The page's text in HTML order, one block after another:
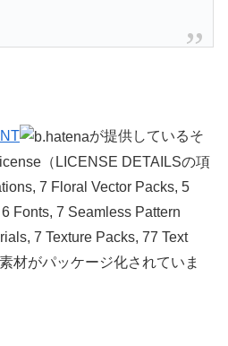
が提供しているそ
（LICENSE DETAILSの項
7 Floral Vector Packs, 5
Fonts, 7 Seamless Pattern
7 Texture Packs, 77 Text
材がパッケージ化されていま